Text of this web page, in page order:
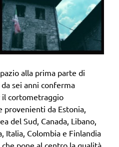
alla prima parte di
sei anni conferma
il cortometraggio
da Estonia,
del Sud, Canada, Libano,
Italia, Colombia e Finlandia
pone al centro la qualità